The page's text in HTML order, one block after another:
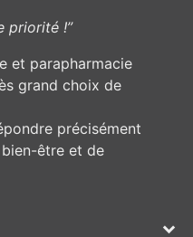
priorité !”
et parapharmacie
grand choix de
précisément
être et de